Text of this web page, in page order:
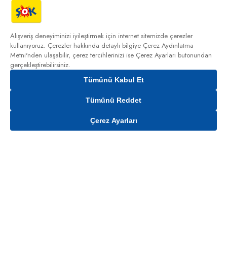
Gelince Haber Ver
Alışveriş deneyiminizi iyileştirmek için internet sitemizde çerezler
kullanıyoruz. Çerezler hakkında detaylı bilgiye Çerez Aydınlatma
Metni'nden ulaşabilir, çerez tercihlerinizi ise Çerez Ayarları butonundan
gerçekleştirebilirsiniz.
Tümünü Kabul Et
Tümünü Reddet
Çerez Ayarları